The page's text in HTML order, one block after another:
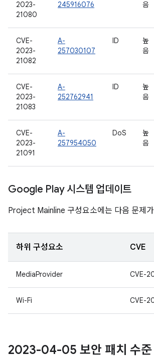
2023-
21080
245916076
음
CVE-
2023-
21082
A-
257030107
ID
높
음
CVE-
2023-
21083
A-
252762941
ID
높
음
CVE-
2023-
21091
A-
257954050
DoS
높
음
Google Play 시스템 업데이트
Project Mainline 구성요소에는 다음 문제
하위 구성요소 CVE
MediaProvider CVE-
Wi-Fi CVE-
2023-04-05 보안 패치 수준